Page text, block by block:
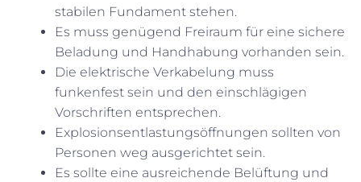
stabilen Fundament stehen.
Es muss genügend Freiraum für eine sichere
Beladung und Handhabung vorhanden sein.
Die elektrische Verkabelung muss
funkenfest sein und den einschlägigen
Vorschriften entsprechen.
Explosionsentlastungsöffnungen sollten von
Personen weg ausgerichtet sein.
Es sollte eine ausreichende Belüftung und